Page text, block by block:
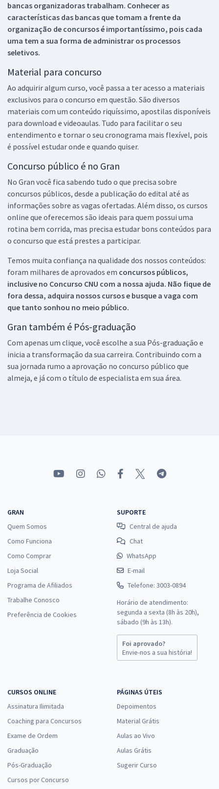
bancas organizadoras trabalham. Conhecer as
características das bancas que tomam a frente da
organização de concursos é importantíssimo, pois cada
uma tem a sua forma de administrar os processos
seletivos.
Material para concurso
Ao adquirir algum curso, você passa a ter acesso a materiais
exclusivos para o concurso em questão. São diversos
materiais com um conteúdo riquíssimo, apostilas disponíveis
para download e videoaulas. Tudo para facilitar o seu
entendimento e tornar o seu cronograma mais flexível, pois
é possível estudar onde e quando quiser.
Concurso público é no Gran
No Gran você fica sabendo tudo o que precisa sobre
concursos públicos, desde a publicação do edital até as
informações sobre as vagas ofertadas. Além disso, os cursos
online que oferecemos são ideais para quem possui uma
rotina bem corrida, mas precisa estudar bons conteúdos para
o concurso que está prestes a participar.
Temos muita confiança na qualidade dos nossos conteúdos:
foram milhares de aprovados em concursos públicos,
inclusive no Concurso CNU com a nossa ajuda. Não fique de
fora dessa, adquira nossos cursos e busque a vaga com
que tanto sonhou no meio público.
Gran também é Pós-graduação
Com apenas um clique, você escolhe a sua Pós-graduação e
inicia a transformação da sua carreira. Contribuindo com a
sua jornada rumo a aprovação no concurso público que
almeja, e já com o título de especialista em sua área.
GRAN
Quem Somos
Como Funciona
Como Comprar
Loja Social
Programa de Afiliados
Trabalhe Conosco
Preferência de Cookies
SUPORTE
Central de ajuda
Chat
WhatsApp
E-mail
Telefone: 3003-0894
Horário de atendimento:
segunda a sexta (8h às 20h),
sábado (9h às 13h).
Foi aprovado?
Envie-nos a sua história!
CURSOS ONLINE
Assinatura Ilimitada
Coaching para Concursos
Exame de Ordem
Graduação
Pós-Graduação
Cursos por Concurso
PÁGINAS ÚTEIS
Depoimentos
Material Grátis
Aulas ao Vivo
Aulas Grátis
Sugerir Curso